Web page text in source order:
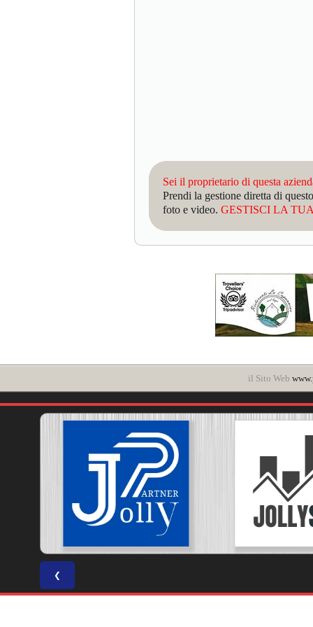
Sei il proprietario di questa
Prendi la gestione diretta di
foto e video. GESTISCI LA
il Sito Web
❮